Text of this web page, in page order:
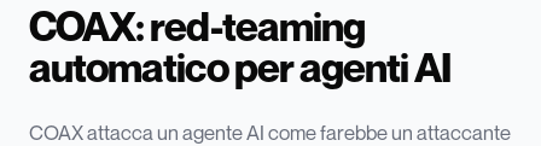
COAX: red-teaming
automatico per agenti AI
COAX attacca un agente AI come farebbe un attaccante